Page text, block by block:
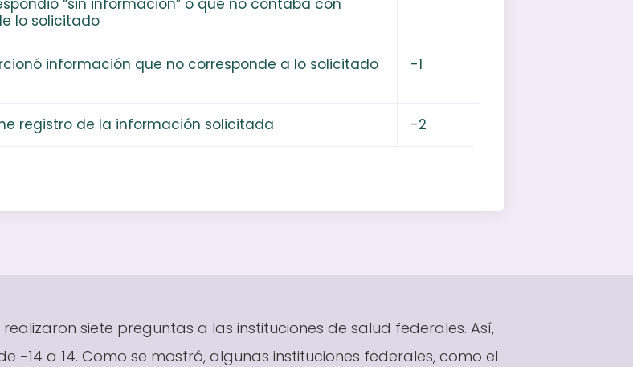
“sin información” o que no contaba con
lo solicitado
información que no corresponde a lo solicitado -1
registro de la información solicitada -2
siete preguntas a las instituciones de salud federales. Así,
14 a 14. Como se mostró, algunas instituciones federales, como el